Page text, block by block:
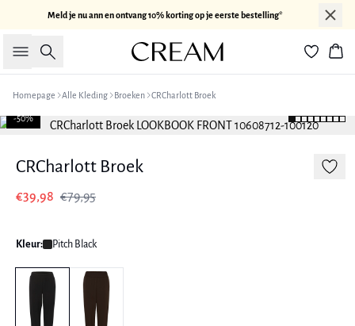
Meld je nu ann en ontvang 10% korting op je eerste bestelling*
Zoeken
Homepage Alle Kleding Broeken CRCharlott Broek
-50%
CRCharlott Broek
€39,98 €79,95
Kleur: Pitch Black